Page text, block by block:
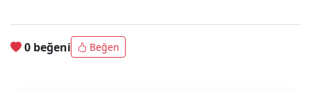
0 beğeni Beğen